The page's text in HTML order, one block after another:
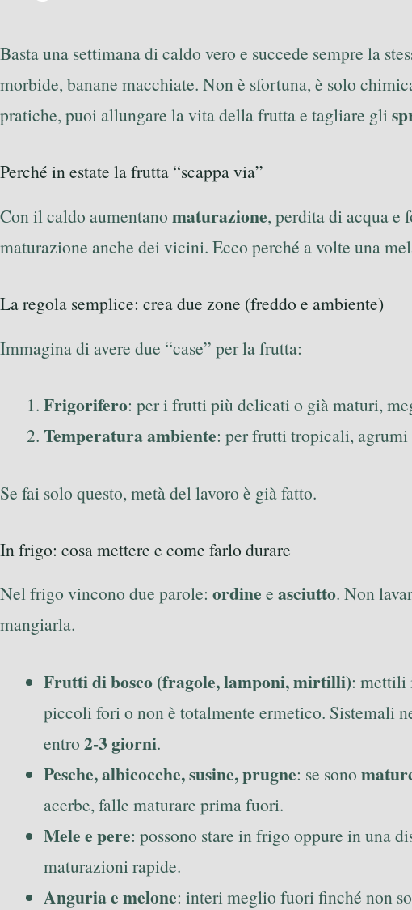
Basta una settimana di caldo vero e succede sempre la
morbide, banane macchiate. Non è sfortuna, è solo
pratiche, puoi allungare la vita della frutta e tagliare gli
Perché in estate la frutta “scappa via”
Con il caldo aumentano maturazione, perdita di acqua e
maturazione anche dei vicini. Ecco perché a volte una
La regola semplice: crea due zone (freddo e ambiente)
Immagina di avere due “case” per la frutta:
Frigorifero: per i frutti più delicati o già maturi,
Temperatura ambiente: per frutti tropicali,
Se fai solo questo, metà del lavoro è già fatto.
In frigo: cosa mettere e come farlo durare
Nel frigo vincono due parole: ordine e asciutto. Non
mangiarla.
Frutti di bosco (fragole, lamponi, mirtilli): mettili
piccoli fori o non è totalmente ermetico. Sistemali
entro 2-3 giorni.
Pesche, albicocche, susine, prugne: se sono
acerbe, falle maturare prima fuori.
Mele e pere: possono stare in frigo oppure in una
maturazioni rapide.
Anguria e melone: interi meglio fuori finché non